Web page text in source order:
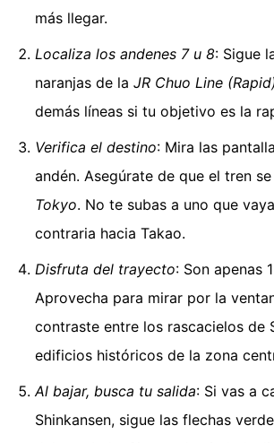
más llegar.
Localiza los andenes 7 u 8: Sigue
naranjas de la JR Chuo Line
demás líneas si tu objetivo es la
Verifica el destino: Mira las
andén. Asegúrate de que el tren
Tokyo. No te subas a uno que
contraria hacia Takao.
Disfruta del trayecto: Son apenas
Aprovecha para mirar por la
contraste entre los rascacielos de
edificios históricos de la zona
Al bajar, busca tu salida: Si vas a
Shinkansen, sigue las flechas